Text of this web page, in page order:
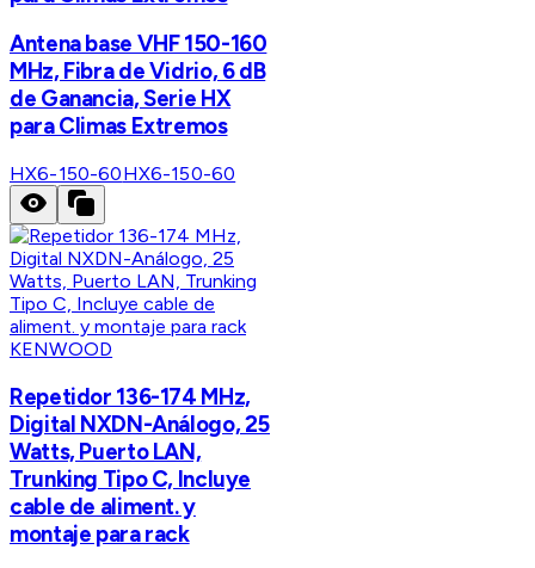
Antena base VHF 150-160
MHz, Fibra de Vidrio, 6 dB
de Ganancia, Serie HX
para Climas Extremos
HX6-150-60HX6-150-60
KENWOOD
Repetidor 136-174 MHz,
Digital NXDN-Análogo, 25
Watts, Puerto LAN,
Trunking Tipo C, Incluye
cable de aliment. y
montaje para rack